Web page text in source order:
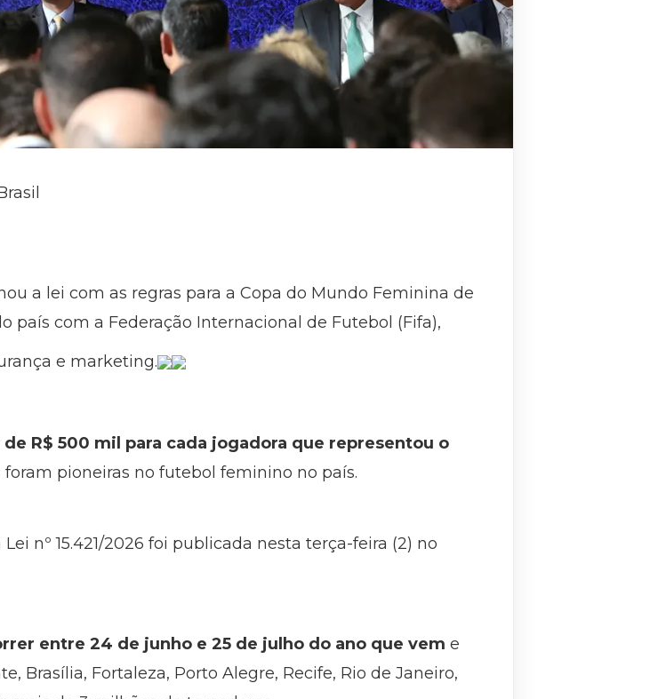
a lei com as regras para a Copa do Mundo Feminina de
país com a Federação Internacional de Futebol (Fifa),
e marketing.
R$ 500 mil para cada jogadora que representou o
foram pioneiras no futebol feminino no país.
nº 15.421/2026 foi publicada nesta terça-feira (2) no
entre 24 de junho e 25 de julho do ano que vem e
Brasília, Fortaleza, Porto Alegre, Recife, Rio de Janeiro,